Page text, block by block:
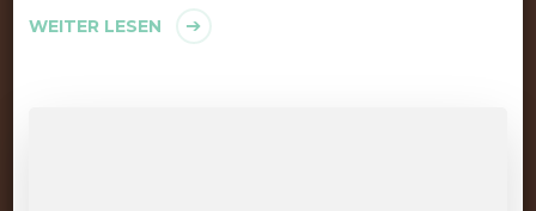
WEITER LESEN